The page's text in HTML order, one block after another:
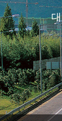
워크
플랜트
환경
해외
인테리